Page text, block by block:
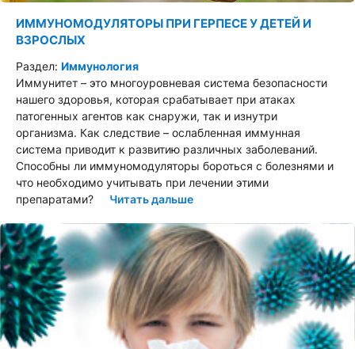
ИММУНОМОДУЛЯТОРЫ ПРИ ГЕРПЕСЕ У ДЕТЕЙ И
ВЗРОСЛЫХ
Раздел: Иммунология
Иммунитет – это многоуровневая система безопасности
нашего здоровья, которая срабатывает при атаках
патогенных агентов как снаружи, так и изнутри
организма. Как следствие – ослабленная иммунная
система приводит к развитию различных заболеваний.
Способны ли иммуномодуляторы бороться с болезнями и
что необходимо учитывать при лечении этими
препаратами? Читать дальше